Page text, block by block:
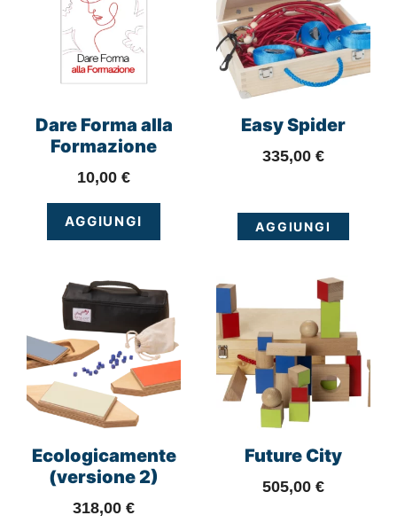
Dare Forma alla
Formazione
10,00 €
AGGIUNGI
Easy Spider
335,00 €
AGGIUNGI
Ecologicamente
(versione 2)
318,00 €
Future City
505,00 €